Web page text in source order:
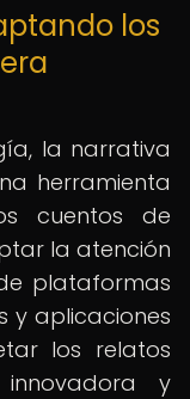
los
la narrativa
herramienta
cuentos de
la atención
plataformas
y aplicaciones
los relatos
y